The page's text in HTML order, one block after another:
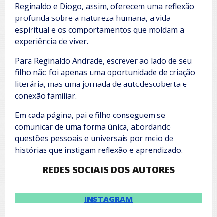
Reginaldo e Diogo, assim, oferecem uma reflexão
profunda sobre a natureza humana, a vida
espiritual e os comportamentos que moldam a
experiência de viver.
Para Reginaldo Andrade, escrever ao lado de seu
filho não foi apenas uma oportunidade de criação
literária, mas uma jornada de autodescoberta e
conexão familiar.
Em cada página, pai e filho conseguem se
comunicar de uma forma única, abordando
questões pessoais e universais por meio de
histórias que instigam reflexão e aprendizado.
REDES SOCIAIS DOS AUTORES
INSTAGRAM